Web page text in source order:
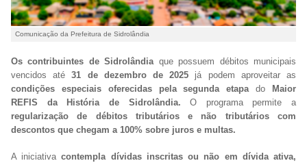
Comunicação da Prefeitura de Sidrolândia
Os contribuintes de Sidrolândia que possuem débitos municipais
vencidos até31 de dezembro de 2025 já podem aproveitar as
condições especiais oferecidas pela segunda etapado Maior
REFIS da História de Sidrolândia.O programa permite a
regularização de débitos tributários e não tributários com
descontos que chegam a 100% sobre juros e multas.
A iniciativacontempla dívidas inscritas ou não em dívida ativa,